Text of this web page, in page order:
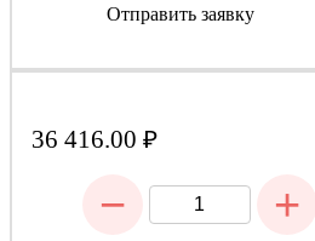
Отправить заявку
36 416.00 ₽
− +